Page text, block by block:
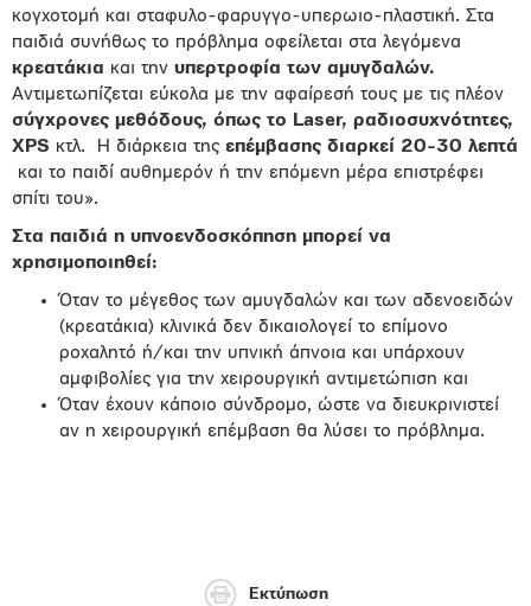
κογχοτομή και σταφυλο-φαρυγγο-υπερωιο-πλαστική. Στα
παιδιά συνήθως το πρόβλημα οφείλεται στα λεγόμενα
κρεατάκια και την υπερτροφία των αμυγδαλών.
Αντιμετωπίζεται εύκολα με την αφαίρεσή τους με τις πλέον
σύγχρονες μεθόδους, όπως το Laser, ραδιοσυχνότητες,
XPS κτλ. Η διάρκεια της επέμβασης διαρκεί 20-30 λεπτά
και το παιδί αυθημερόν ή την επόμενη μέρα επιστρέφει
σπίτι του».
Στα παιδιά η υπνοενδοσκόπηση μπορεί να
χρησιμοποιηθεί:
Όταν το μέγεθος των αμυγδαλών και των αδενοειδών
(κρεατάκια) κλινικά δεν δικαιολογεί το επίμονο
ροχαλητό ή/και την υπνική άπνοια και υπάρχουν
αμφιβολίες για την χειρουργική αντιμετώπιση και
Όταν έχουν κάποιο σύνδρομο, ώστε να διευκρινιστεί
αν η χειρουργική επέμβαση θα λύσει το πρόβλημα.
Εκτύπωση